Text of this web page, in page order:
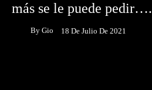
más se le puede pedir….
By Gio 18 De Julio De 2021